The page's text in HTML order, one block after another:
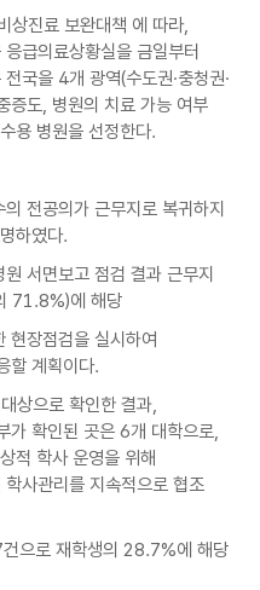
상진료 보완대책 에 따라,
급의료상황실을 금일부터
국을 4개 광역(수도권·충청권·
증도, 병원의 치료 가능 여부
용 병원을 선정한다.
전공의가 근무지로 복귀하지
하였다.
서면보고 점검 결과 근무지
71.8%)에 해당
현장점검을 실시하여
할 계획이다.
상으로 확인한 결과,
가 확인된 곳은 6개 대학으로,
적 학사 운영을 위해
사관리를 지속적으로 협조
으로 재학생의 28.7%에 해당